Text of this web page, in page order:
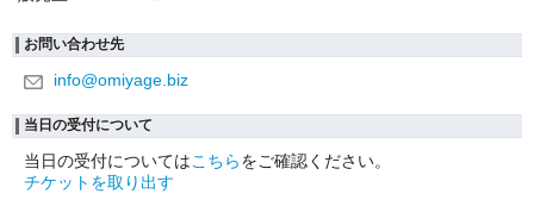
お問い合わせ先
info@omiyage.biz
当日の受付について
当日の受付についてはこちらをご確認ください。
チケットを取り出す